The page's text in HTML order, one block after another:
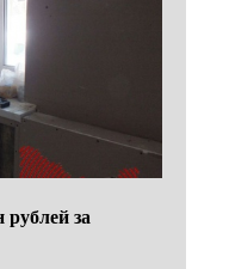
за